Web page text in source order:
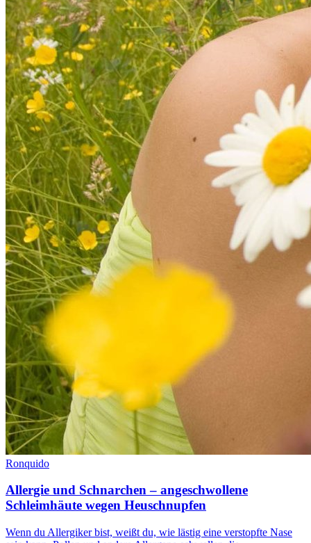
Ronquido
Allergie und Schnarchen – angeschwollene
Schleimhäute wegen Heuschnupfen
Wenn du Allergiker bist, weißt du, wie lästig eine verstopfte Nase